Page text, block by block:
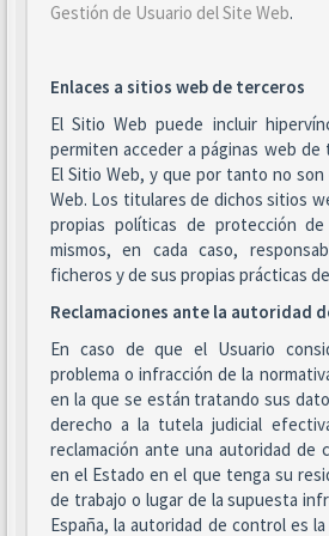
Gestión de Usuario del Site Web.
Enlaces a sitios web de terceros
El Sitio Web puede incluir
permiten acceder a páginas web
El Sitio Web, y que por tanto no
Web. Los titulares de dichos sitios
propias políticas de protección
mismos, en cada caso,
ficheros y de sus propias prácticas
Reclamaciones ante la autoridad
En caso de que el Usuario
problema o infracción de la
en la que se están tratando sus
derecho a la tutela judicial
reclamación ante una autoridad de
en el Estado en el que tenga su
de trabajo o lugar de la supuesta
España, la autoridad de control es